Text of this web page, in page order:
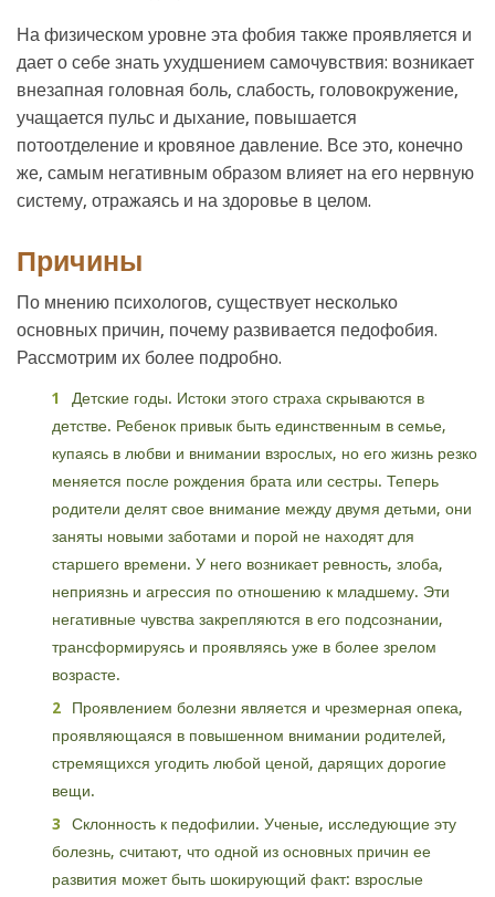
На физическом уровне эта фобия также проявляется и
дает о себе знать ухудшением самочувствия: возникает
внезапная головная боль, слабость, головокружение,
учащается пульс и дыхание, повышается
потоотделение и кровяное давление. Все это, конечно
же, самым негативным образом влияет на его нервную
систему, отражаясь и на здоровье в целом.
Причины
По мнению психологов, существует несколько
основных причин, почему развивается педофобия.
Рассмотрим их более подробно.
Детские годы. Истоки этого страха скрываются в
детстве. Ребенок привык быть единственным в семье,
купаясь в любви и внимании взрослых, но его жизнь резко
меняется после рождения брата или сестры. Теперь
родители делят свое внимание между двумя детьми, они
заняты новыми заботами и порой не находят для
старшего времени. У него возникает ревность, злоба,
неприязнь и агрессия по отношению к младшему. Эти
негативные чувства закрепляются в его подсознании,
трансформируясь и проявляясь уже в более зрелом
возрасте.
Проявлением болезни является и чрезмерная опека,
проявляющаяся в повышенном внимании родителей,
стремящихся угодить любой ценой, дарящих дорогие
вещи.
Склонность к педофилии. Ученые, исследующие эту
болезнь, считают, что одной из основных причин ее
развития может быть шокирующий факт: взрослые